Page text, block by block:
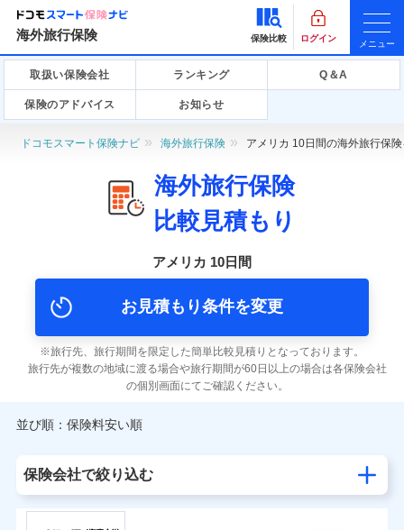
海外旅行保険 保険比較 ログイン
メニュー
取扱い保険会社 ランキング Q＆A
保険のアドバイス お知らせ
ドコモスマート保険ナビ 海外旅行保険 アメリカ 10日間の海外旅行保
海外旅行保険
比較見積もり
アメリカ 10日間
お見積もり条件を変更
旅行先、旅行期間を限定した簡単比較見積りとなっております。
旅行先が複数の地域に渡る場合や旅行期間が60日以上の場合は各保険会社
の個別画面にてご確認ください。
並び順：保険料安い順
保険会社で絞り込む